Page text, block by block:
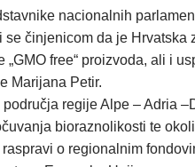
nacionalnih
činjenicom da je
„GMO free“ proizvoda, ali i
Marijana Petir.
regije Alpe – Adria
bioraznolikosti te
o regionalnim